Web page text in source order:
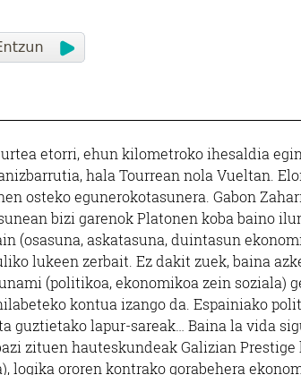
etorri, ehun kilometroko ihesaldia
hala Tourrean nola Vueltan.
osteko egunerokotasunera. Gabon
bizi garenok Platonen koba baino
(osasuna, askatasuna, duintasun
lukeen zerbait. Ez dakit zuek, baina
(politikoa, ekonomikoa zein soziala)
kontua izango da. Espainiako
guztietako lapur-sareak… Baina la vida
zituen hauteskundeak Galizian
logika ororen kontrako gorabehera